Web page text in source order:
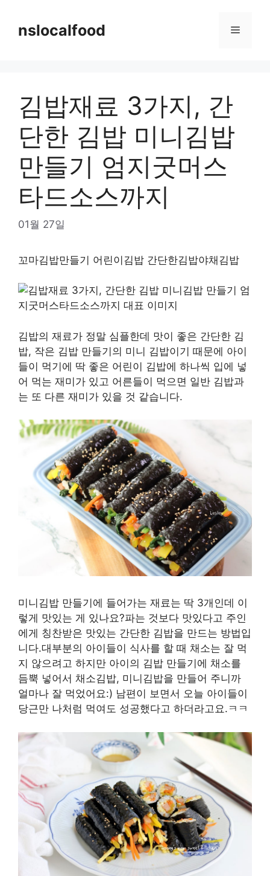
contentnslocalfood Menu
김밥재료 3가지, 간
단한 김밥 미니김밥
만들기 엄지굿머스
타드소스까지
01월 27일
꼬마김밥만들기 어린이김밥 간단한김밥야채김밥
김밥의 재료가 정말 심플한데 맛이 좋은 간단한 김
밥, 작은 김밥 만들기의 미니 김밥이기 때문에 아이
들이 먹기에 딱 좋은 어린이 김밥에 하나씩 입에 넣
어 먹는 재미가 있고 어른들이 먹으면 일반 김밥과
는 또 다른 재미가 있을 것 같습니다.
미니김밥 만들기에 들어가는 재료는 딱 3개인데 이
렇게 맛있는 게 있나요?파는 것보다 맛있다고 주인
에게 칭찬받은 맛있는 간단한 김밥을 만드는 방법입
니다.대부분의 아이들이 식사를 할 때 채소는 잘 먹
지 않으려고 하지만 아이의 김밥 만들기에 채소를
듬뿍 넣어서 채소김밥, 미니김밥을 만들어 주니까
얼마나 잘 먹었어요:) 남편이 보면서 오늘 아이들이
당근만 나처럼 먹여도 성공했다고 하더라고요.ㅋㅋ